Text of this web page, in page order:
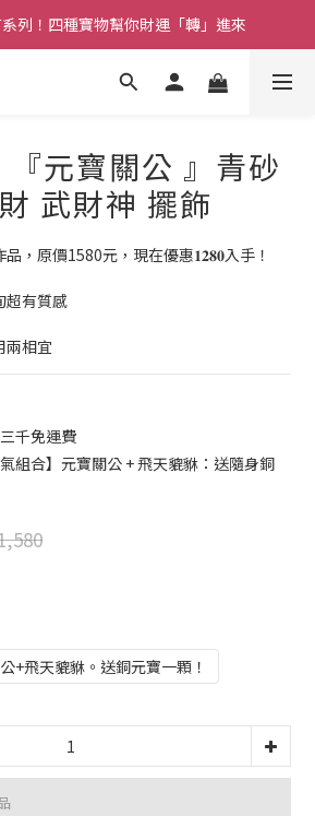
系列！四種寶物幫你財運「轉」進來
】悟道齊天大聖｜到貨拉！
系列！四種寶物幫你財運「轉」進來
元寶關公 』青砂
武財神 擺飾
，原價1580元，現在優惠𝟏𝟐𝟖𝟎入手！
超有質感
兩相宜
千免運費
組合】元寶關公 + 飛天貔貅：送隨身銅
+飛天貔貅。送銅元寶一顆！